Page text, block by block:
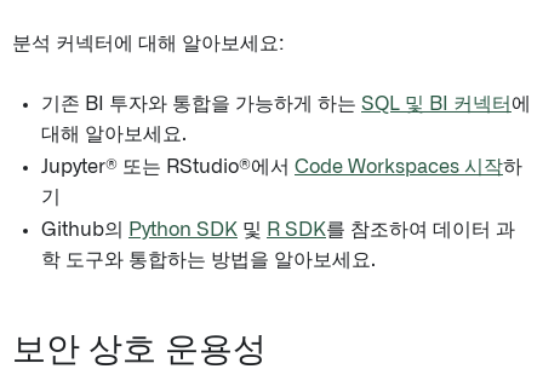
분석 커넥터에 대해 알아보세요:
기존 BI 투자와 통합을 가능하게 하는 SQL 및 BI 커넥터 에
대해 알아보세요.
Jupyter® 또는 RStudio®에서 Code Workspaces 시작하
기
Github의
Python SDK 및 R SDK를 참조하여 데이터 과
학 도구와 통합하는 방법을 알아보세요.
보안 상호 운용성